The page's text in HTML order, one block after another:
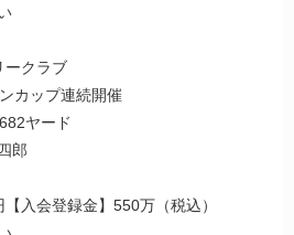
ークラブ
カップ連続開催
ヤード
郎
入会登録金】550万（税込）